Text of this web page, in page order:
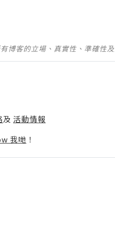
博客的立場、真實性、準確性
及 活動情報
我哋 ！